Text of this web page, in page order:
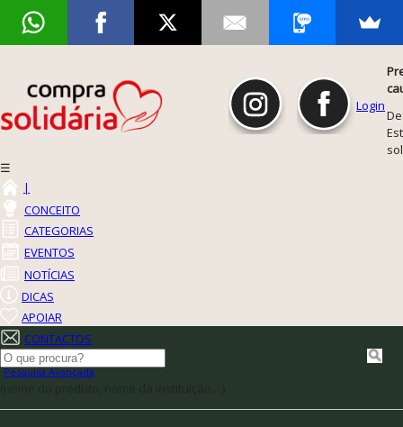
Login
☰
|
CONCEITO
CATEGORIAS
EVENTOS
NOTÍCIAS
DICAS
APOIAR
CONTACTOS
Pesquisa Avançada